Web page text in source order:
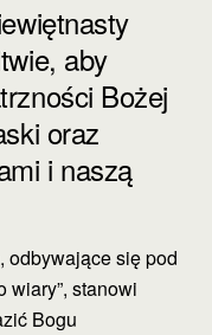
aby
Bożej
oraz
i naszą
odbywające się pod
wiary”, stanowi
Bogu